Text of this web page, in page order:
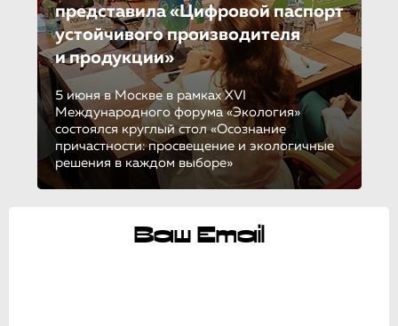
представила «Цифровой паспорт
устойчивого производителя
и продукции»
5 июня в Москве в рамках XVI
Международного форума «Экология»
состоялся круглый стол «Осознание
причастности: просвещение и экологичные
решения в каждом выборе»
Ваш Email